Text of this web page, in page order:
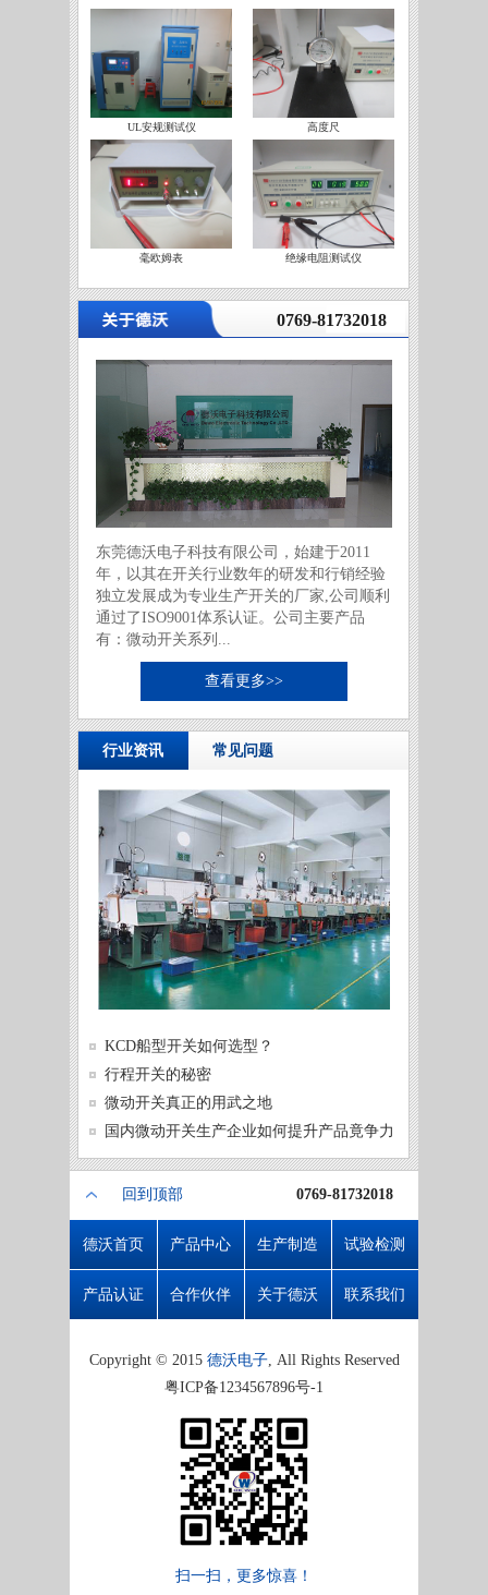
UL安规测试仪 高度尺
毫欧姆表 绝缘电阻测试仪
0769-81732018
东莞德沃电子科技有限公司，始建于2011
年，以其在开关行业数年的研发和行销经验
独立发展成为专业生产开关的厂家,公司顺利
通过了ISO9001体系认证。公司主要产品
有：微动开关系列...
查看更多>>
行业资讯 常见问题
KCD船型开关如何选型？
行程开关的秘密
微动开关真正的用武之地
国内微动开关生产企业如何提升产品竟争力
回到顶部 0769-81732018
德沃首页 产品中心 生产制造 试验检测
产品认证 合作伙伴 关于德沃 联系我们
Copyright © 2015 德沃电子, All Rights Reserved
粤ICP备1234567896号-1
扫一扫，更多惊喜！